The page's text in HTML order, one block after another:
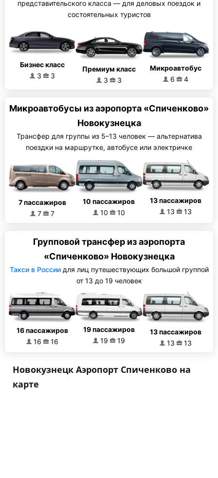
представительского класса — для деловых поездок и
состоятельных туристов
Бизнес класс
3
3
Премиум класс
3
3
Микроавтобус
6
4
Микроавтобусы из аэропорта «Спиченково»
Новокузнецка
Трансфер для группы из 5–13 человек — альтернатива
поездки на маршрутке, автобусе или электричке
7 пассажиров
7
7
10 пассажиров
10
10
13 пассажиров
13
13
Групповой трансфер из аэропорта
«Спиченково» Новокузнецка
Такси в Россиидля лиц путешествующих большой группой
от 13 до 19 человек
16 пассажиров
16
16
19 пассажиров
19
19
13 пассажиров
13
13
Новокузнецк Аэропорт Спиченково на
карте